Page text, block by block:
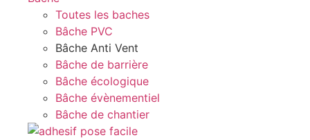
Toutes les baches
Bâche PVC
Bâche Anti Vent
Bâche de barrière
Bâche écologique
Bâche évènementiel
Bâche de chantier